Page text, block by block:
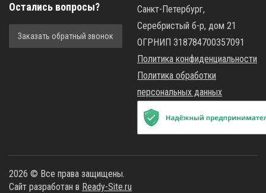
Остались вопросы?
Заказать обратный звонок
Санкт-Петербург,
Серебристый б-р, дом 21
ОГРНИП 318784700357091
Политика конфиденциальности
Политика обработки
персональных данных
2026 © Все права защищены.
Сайт разработан в Ready-Site.ru